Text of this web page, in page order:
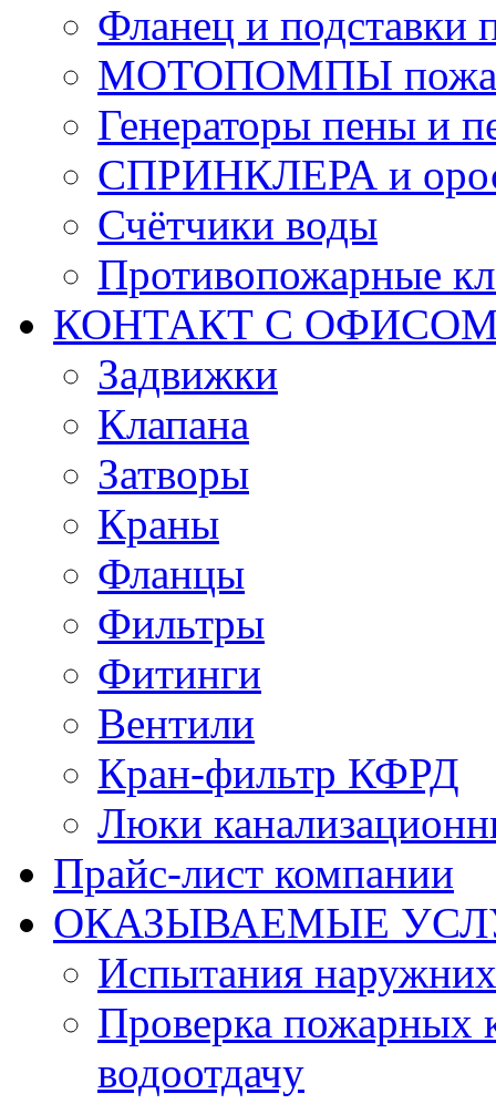
Фланец и подставки
МОТОПОМПЫ
Генераторы пены и
СПРИНКЛЕРА и
Счётчики воды
Противопожарные
КОНТАКТ С ОФИСОМ
Задвижки
Клапана
Затворы
Краны
Фланцы
Фильтры
Фитинги
Вентили
Кран-фильтр КФРД
Люки
Прайс-лист компании
ОКАЗЫВАЕМЫЕ
Испытания
Проверка пожарных
водоотдачу